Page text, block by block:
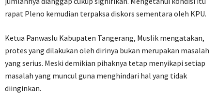
rapat Pleno kemudian terpaksa diskors sementara oleh KPU.
Ketua Panwaslu Kabupaten Tangerang, Muslik mengatakan,
protes yang dilakukan oleh dirinya bukan merupakan masalah
yang serius. Meski demikian pihaknya tetap menyikapi setiap
masalah yang muncul guna menghindari hal yang tidak
diinginkan.